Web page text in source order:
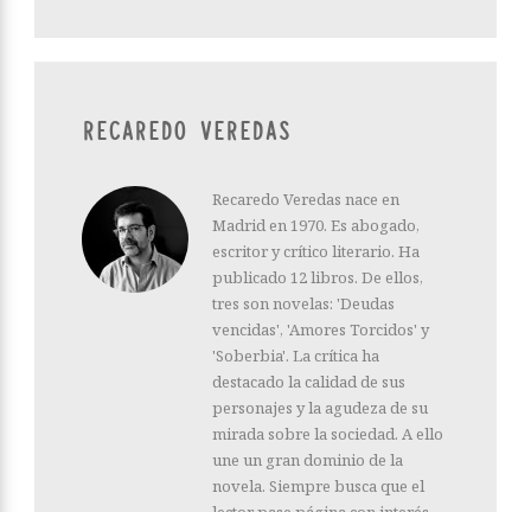
RECAREDO VEREDAS
Recaredo Veredas nace en
Madrid en 1970. Es abogado,
escritor y crítico literario. Ha
publicado 12 libros. De ellos,
tres son novelas: 'Deudas
vencidas', 'Amores Torcidos' y
'Soberbia'. La crítica ha
destacado la calidad de sus
personajes y la agudeza de su
mirada sobre la sociedad. A ello
une un gran dominio de la
novela. Siempre busca que el